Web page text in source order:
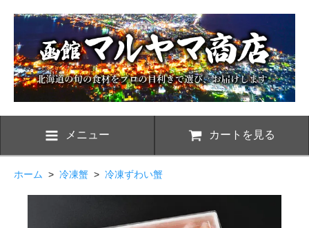
メニュー カートを見る
ホーム > 冷凍蟹 > 冷凍ずわい蟹